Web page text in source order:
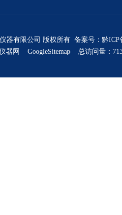
器有限公司 版权所有 备案号： 黔ICP
器网 GoogleSitemap 总访问量：